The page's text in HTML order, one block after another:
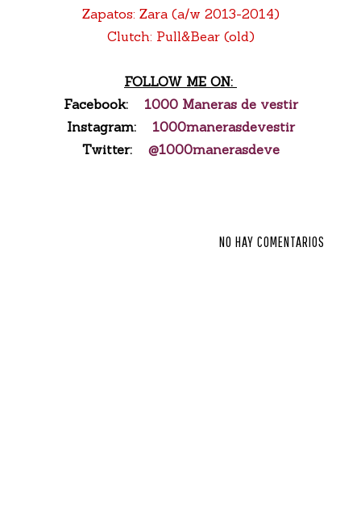
Zapatos: Zara (a/w 2013-2014)
Clutch: Pull&Bear (old)
FOLLOW ME ON:
Facebook: 1000 Maneras de vestir
Instagram: 1000manerasdevestir
Twitter: @1000manerasdeve
NO HAY COMENTARIOS